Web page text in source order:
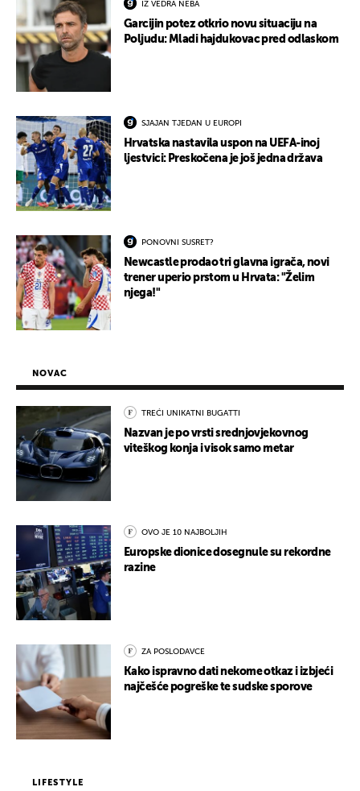
IZ VEDRA NEBA
Garcijin potez otkrio novu situaciju na
Poljudu: Mladi hajdukovac pred odlaskom
SJAJAN TJEDAN U EUROPI
Hrvatska nastavila uspon na UEFA-inoj
ljestvici: Preskočena je još jedna država
PONOVNI SUSRET?
Newcastle prodao tri glavna igrača, novi
trener uperio prstom u Hrvata: "Želim
njega!"
NOVAC
TREĆI UNIKATNI BUGATTI
Nazvan je po vrsti srednjovjekovnog
viteškog konja i visok samo metar
OVO JE 10 NAJBOLJIH
Europske dionice dosegnule su rekordne
razine
ZA POSLODAVCE
Kako ispravno dati nekome otkaz i izbjeći
najčešće pogreške te sudske sporove
LIFESTYLE